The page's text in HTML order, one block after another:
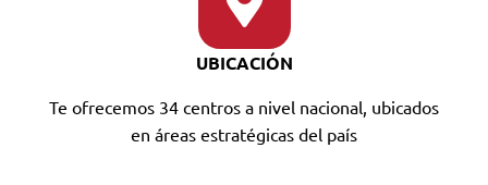
UBICACIÓN
Te ofrecemos 34 centros a nivel nacional, ubicados
en áreas estratégicas del país